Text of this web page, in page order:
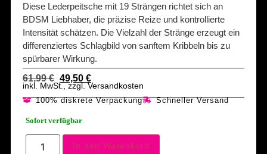
Diese Lederpeitsche mit 19 Strängen richtet sich an
BDSM Liebhaber, die präzise Reize und kontrollierte
Intensität schätzen. Die Vielzahl der Stränge erzeugt ein
differenziertes Schlagbild von sanftem Kribbeln bis zu
spürbarer Wirkung.
61,99€ 49,50 €
inkl. MwSt., zzgl. Versandkosten
100% diskrete Verpackung Schneller Versand
Sofort verfügbar
In den Warenkorb